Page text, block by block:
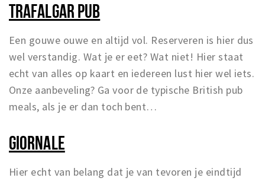
TRAFALGAR PUB
Een gouwe ouwe en altijd vol. Reserveren is hier dus
wel verstandig. Wat je er eet? Wat niet! Hier staat
echt van alles op kaart en iedereen lust hier wel iets.
Onze aanbeveling? Ga voor de typische British pub
meals, als je er dan toch bent…
GIORNALE
Hier echt van belang dat je van tevoren je eindtijd